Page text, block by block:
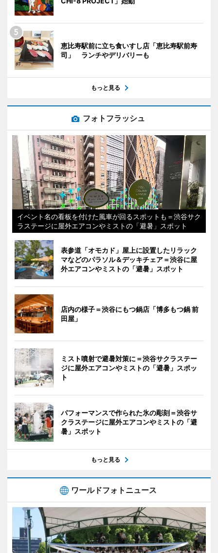
恵比寿駅前に立ち食いすし店「恵比寿駅前寿
司」 ランチやデリバリーも
もっと見る
フォトフラッシュ
イベント名の看板を付けた風車が回るスポットも＝渋谷サク
ラステージに屋外エアコンやミストの「避暑」スポット
表参道「オモカド」屋上に設置したリラック
マなどのパラソル＆デッキチェア＝渋谷に屋
外エアコンやミストの「避暑」スポット
店内の様子＝渋谷にもつ鍋店「博多もつ鍋 前
田屋」
ミスト噴射で避暑対策に＝渋谷サクラステー
ジに屋外エアコンやミストの「避暑」スポッ
ト
パフォーマンスで作られた氷の彫刻＝渋谷サ
クラステージに屋外エアコンやミストの「避
暑」スポット
もっと見る
ワールドフォトニュース